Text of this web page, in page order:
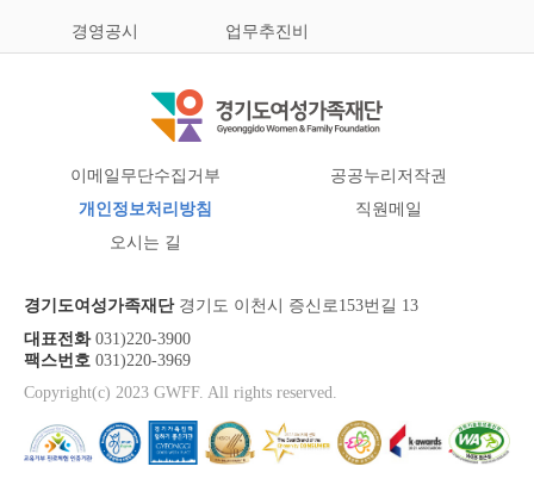
경영공시 업무추진비
이메일무단수집거부
공공누리저작권
개인정보처리방침
직원메일
오시는 길
경기도여성가족재단경기도 이천시 증신로153번길 13
대표전화031)220-3900
팩스번호 031)220-3969
Copyright(c) 2023 GWFF. All rights reserved.